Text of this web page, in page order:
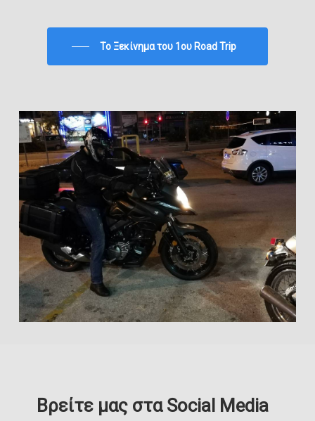
To Ξεκίνημα του 1ου Road Trip
Βρείτε μας στα Social Media